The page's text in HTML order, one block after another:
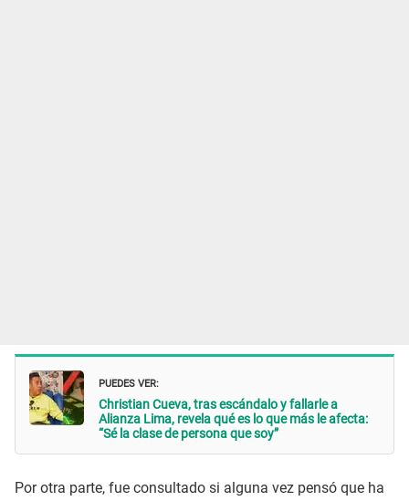
PUEDES VER:
Christian Cueva, tras escándalo y fallarle a
Alianza Lima, revela qué es lo que más le afecta:
“Sé la clase de persona que soy”
Por otra parte, fue consultado si alguna vez pensó que ha